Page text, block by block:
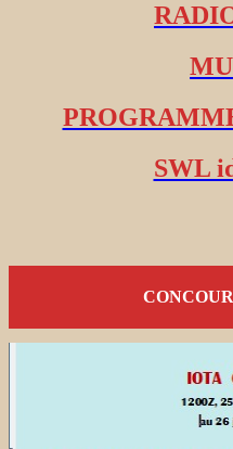
SWL